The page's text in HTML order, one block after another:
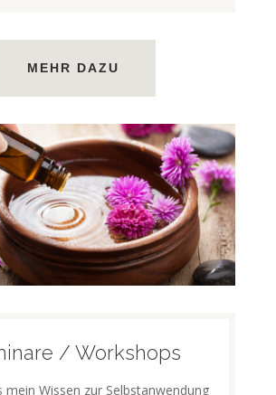
MEHR DAZU
/ Workshops
mein Wissen zur Selbstanwendung